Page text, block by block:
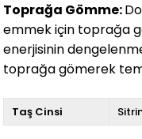
Toprağa Gömme:
emmek için toprağa
enerjisinin
toprağa gömerek
Taş Cinsi